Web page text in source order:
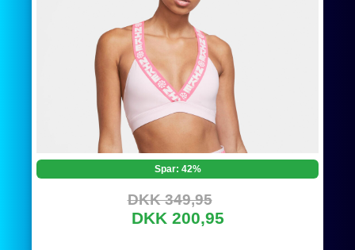
Spar: 42%
DKK 349,95
DKK 200,95